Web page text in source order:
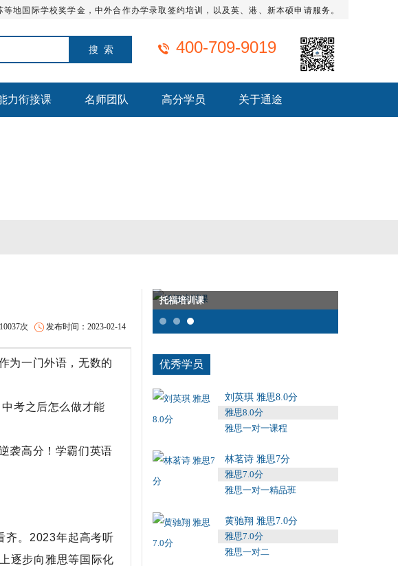
地国际学校奖学金，中外合作办学录取签约培训，以及英、港、新本硕申请服务。
400-709-9019
力衔接课 名师团队 高分学员 关于通途
发布时间：2023-02-14
次
为一门外语，无数的
考之后怎么做才能
袭高分！学霸们英语
齐。2023年起高考听
逐步向雅思等国际化
班【美国方向】 托福培训课
优秀学员
刘英琪 雅思8.0分
雅思8.0分
雅思一对一课程
林茗诗 雅思7分
雅思7.0分
雅思一对一精品班
黄驰翔 雅思7.0分
雅思7.0分
雅思一对二